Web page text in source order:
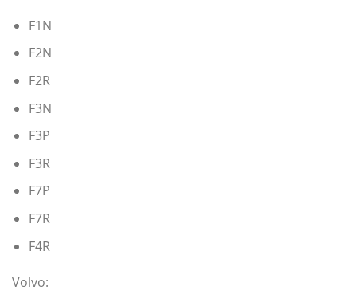
F1N
F2N
F2R
F3N
F3P
F3R
F7P
F7R
F4R
Volvo: